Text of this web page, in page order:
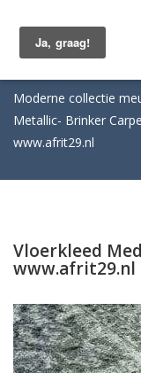
Moderne collectie
Metallic- Brinker
www.afrit29.nl
Vloerkleed
www.afrit29.nl